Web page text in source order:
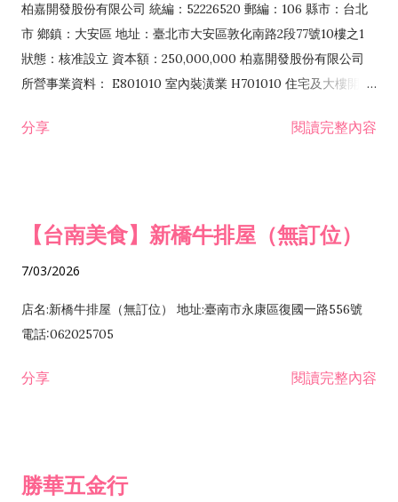
柏嘉開發股份有限公司 統編：52226520 郵編：106 縣市：台北
市 鄉鎮：大安區 地址：臺北市大安區敦化南路2段77號10樓之1
狀態：核准設立 資本額：250,000,000 柏嘉開發股份有限公司
所營事業資料： E801010 室內裝潢業 H701010 住宅及大樓開發
發業 H703090 不動產買賣業 H703100 不動產租賃業 I503010
分享 閱讀完整內容
【台南美食】新橋牛排屋（無訂位）
7/03/2026
店名:新橋牛排屋（無訂位） 地址:臺南市永康區復國一路556號
電話:062025705
分享 閱讀完整內容
勝華五金行